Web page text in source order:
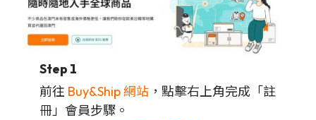
Step 1
前往 Buy&Ship 網站 ，點擊右上角完成「註
冊」會員步驟。